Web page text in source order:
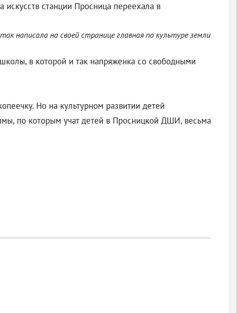
станции Просница переехала в
написала на своей странице главная по культуре земли
в которой и так напряженка со свободными
Но на культурном развитии детей
по которым учат детей в Просницкой ДШИ, весьма